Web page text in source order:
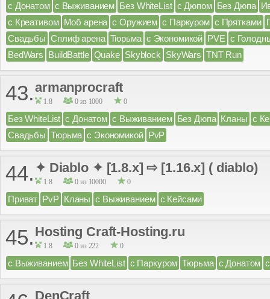
с Донатом с Выживанием Без WhiteList с Дюпом Без Дюпа
с Креативом Моб арена с Оружием с Паркуром с Прятками
Свадьбы Сплиф арена Тюрьма с Экономикой PVE с
BedWars BuildBattle Quake Skyblock SkyWars TNT Run
43.armanprocraft
1.8 0 из 1000 0
Без WhiteList с Донатом с Выживанием Без Дюпа Кланы с
Свадьбы Тюрьма с Экономикой PvP
44. ✦ Diablo ✦ [1.8.x] ⇨ [1.16.x] ( diablo)
1.8 0 из 10000 0
Приват PvP Кланы с Выживанием с Кейсами
45. Hosting Craft-Hosting.ru
1.8 0 из 222 0
с Выживанием Без WhiteList с Паркуром Тюрьма с Донатом
DenCraft